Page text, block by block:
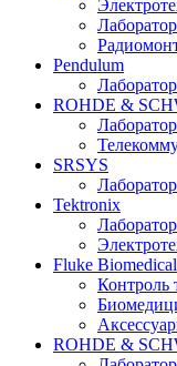
Pendulum
ROHDE &
SRSYS
Tektronix
Fluke Biomedical
Контроль
ROHDE &